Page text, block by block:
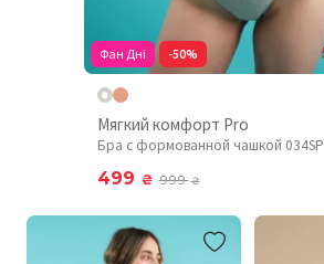
Фан Дні -50%
Мягкий комфорт Pro
Бра с формованной чашкой 034SP
499 ₴ 999₴